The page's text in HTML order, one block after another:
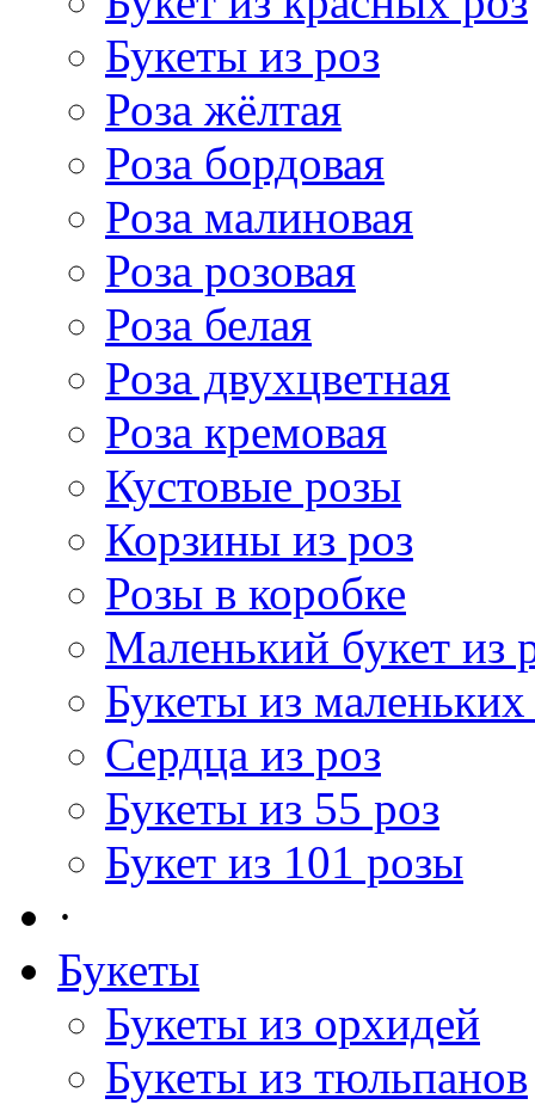
Букеты из роз
Роза жёлтая
Роза бордовая
Роза малиновая
Роза розовая
Роза белая
Роза двухцветная
Роза кремовая
Кустовые розы
Корзины из роз
Розы в коробке
Маленький букет из
Букеты из маленьких
Сердца из роз
Букеты из 55 роз
Букет из 101 розы
·
Букеты
Букеты из орхидей
Букеты из тюльпанов